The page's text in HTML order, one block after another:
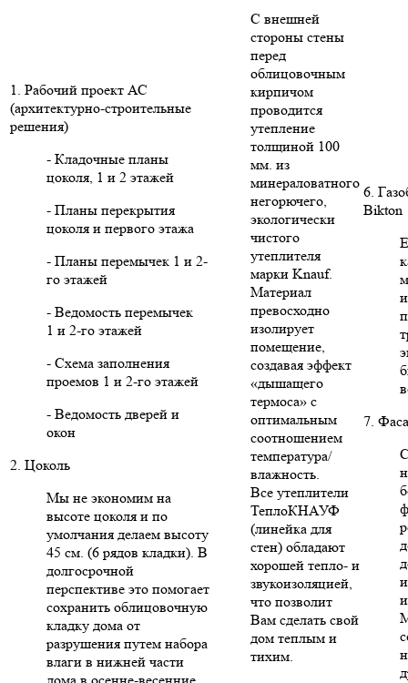
1. Рабочий проект АС
(архитектурно-строительные
решения)
- Кладочные планы
цоколя, 1 и 2 этажей
- Планы перекрытия
цоколя и первого этажа
- Планы перемычек 1 и 2-
го этажей
- Ведомость перемычек
1 и 2-го этажей
- Схема заполнения
проемов 1 и 2-го этажей
- Ведомость дверей и
окон
2. Цоколь
Мы не экономим на
высоте цоколя и по
умолчания делаем высоту
45 см. (6 рядов кладки). В
долгосрочной
перспективе это помогает
сохранить облицовочную
кладку дома от
разрушения путем набора
влаги в нижней части
С внешней
стороны стены
перед
облицовочным
кирпичом
проводится
утепление
толщиной 100
мм. из
минераловатного
негорючего,
экологически
чистого
утеплителя
марки Knauf.
Материал
превосходно
изолирует
помещение,
создавая эффект
«дышащего
термоса» с
оптимальным
соотношением
температура/
влажность.
Все утеплители
ТеплоКНАУФ
(линейка для
стен) обладают
хорошей тепло- и
звукоизоляцией,
что позволит
Вам сделать свой
дом теплым и
тихим.
6.
Bikton
7.